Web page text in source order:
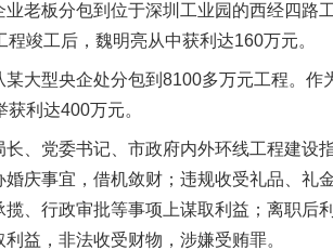
老板分包到位于深圳工业园的西经四路
竣工后，魏明亮从中获利达160万元。
型央企处分包到8100多万元工程。作
利达400万元。
党委书记、市政府内外环线工程建设
庆事宜，借机敛财；违规收受礼品、礼
、行政审批等事项上谋取利益；离职后
益，非法收受财物，涉嫌受贿罪。
谢谢有你温暖了四季